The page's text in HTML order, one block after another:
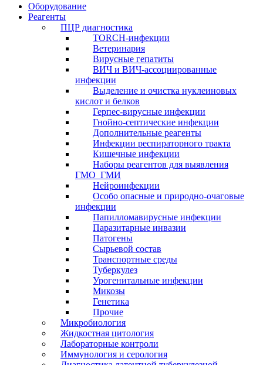
Оборудование
Реагенты
ПЦР диагностика
TORCH-инфекции
Ветеринария
Вирусные гепатиты
ВИЧ и ВИЧ-ассоциированные
инфекции
Выделение и очистка нуклеиновых
кислот и белков
Герпес-вирусные инфекции
Гнойно-септические инфекции
Дополнительные реагенты
Инфекции респираторного тракта
Кишечные инфекции
Наборы реагентов для выявления
ГМО_ГМИ
Нейроинфекции
Особо опасные и природно-очаговые
инфекции
Папилломавирусные инфекции
Паразитарные инвазии
Патогены
Сырьевой состав
Транспортные среды
Туберкулез
Урогенитальные инфекции
Микозы
Генетика
Прочие
Микробиология
Жидкостная цитология
Лабораторные контроли
Иммунология и серология